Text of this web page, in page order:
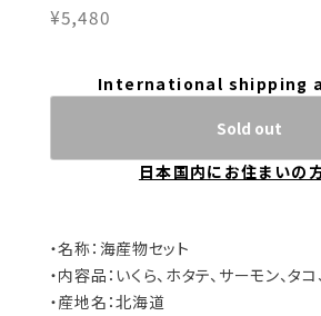
¥5,480
International shipping
Sold out
日本国内にお住まいの
・名称：海産物セット
・内容品：いくら、ホタテ、サーモン、タコ
・産地名：北海道